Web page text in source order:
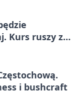
Kurs ruszy ze
i bushcraft